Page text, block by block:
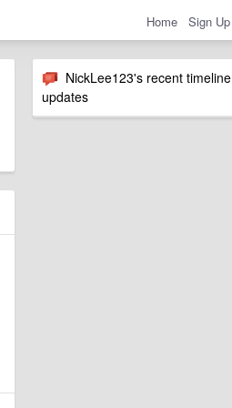
Home Sign Up
NickLee123's recent timeline
updates